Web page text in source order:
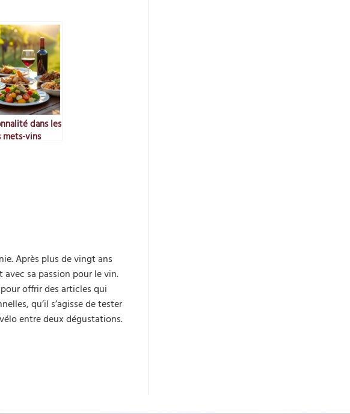
dans les
mets-vins
Après plus de vingt ans
avec sa passion pour le vin.
offrir des articles qui
qu’il s’agisse de tester
entre deux dégustations.